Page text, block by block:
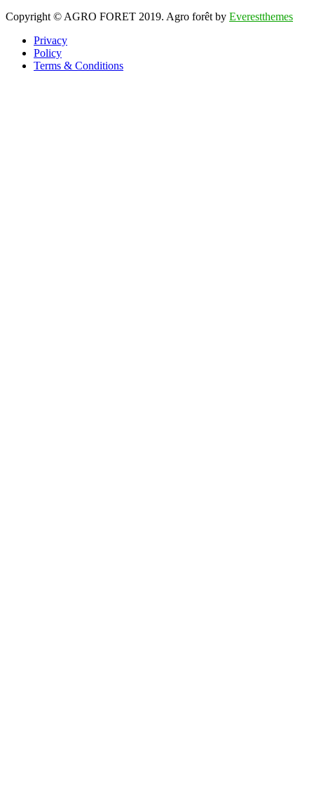
Copyright © AGRO FORET 2019. Agro forêt by Everestthemes
Privacy
Policy
Terms & Conditions